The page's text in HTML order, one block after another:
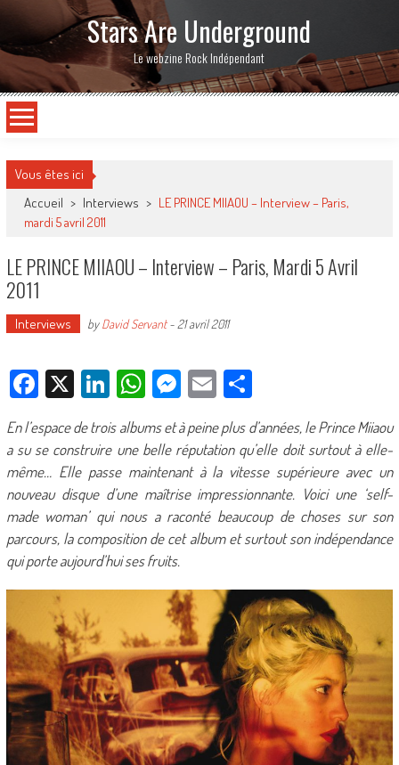
Stars Are Underground
Le webzine Rock Indépendant
Vous êtes ici
Accueil > Interviews > LE PRINCE MIIAOU – Interview – Paris,
mardi 5 avril 2011
LE PRINCE MIIAOU – Interview – Paris, Mardi 5 Avril
2011
Interviews byDavid Servant- 21 avril 2011
Facebook
X LinkedIn
WhatsApp
Messenger
EmailPartager
En l’espace de trois albums et à peine plus d’années, le Prince Miiaou
a su se construire une belle réputation qu’elle doit surtout à elle-
même… Elle passe maintenant à la vitesse supérieure avec un
nouveau disque d’une maîtrise impressionnante. Voici une ‘self-
made woman’ qui nous a raconté beaucoup de choses sur son
parcours, la composition de cet album et surtout son indépendance
qui porte aujourd’hui ses fruits.